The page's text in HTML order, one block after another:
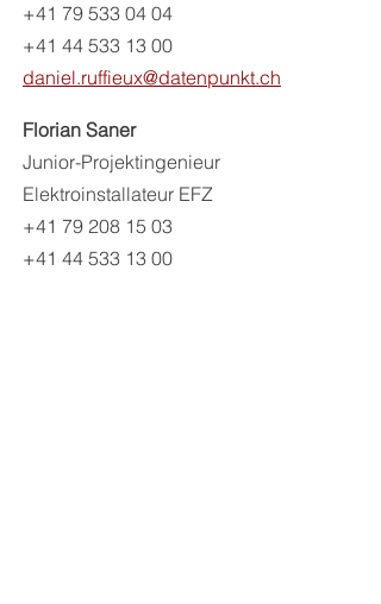
+41 79 533 04 04
+41 44 533 13 00
daniel.ruffieux@datenpunkt.ch
Florian Saner
Junior-Projektingenieur
Elektroinstallateur EFZ
+41 79 208 15 03
+41 44 533 13 00